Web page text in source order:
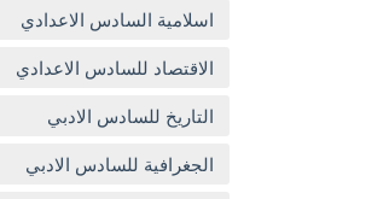
اسلامية السادس الاعدادي
الاقتصاد للسادس الاعدادي
التاريخ للسادس الادبي
الجغرافية للسادس الادبي